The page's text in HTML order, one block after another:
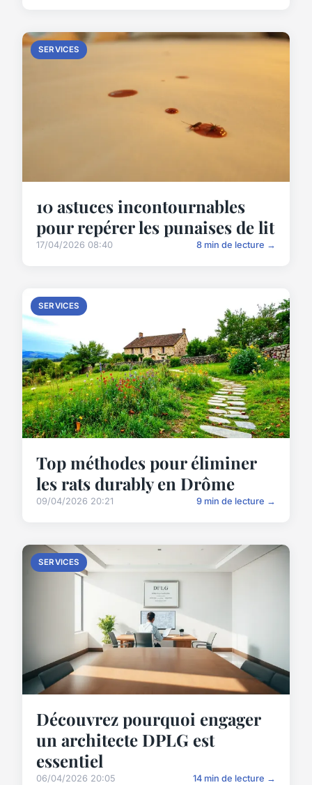
SERVICES
10 astuces incontournables
pour repérer les punaises de lit
17/04/2026 08:40 8 min de lecture →
SERVICES
Top méthodes pour éliminer
les rats durably en Drôme
09/04/2026 20:21 9 min de lecture →
SERVICES
Découvrez pourquoi engager
un architecte DPLG est
essentiel
06/04/2026 20:05 14 min de lecture →